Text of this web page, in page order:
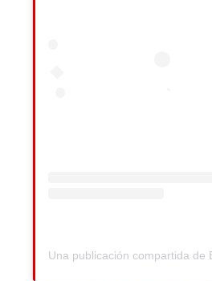
Una publicación compartida